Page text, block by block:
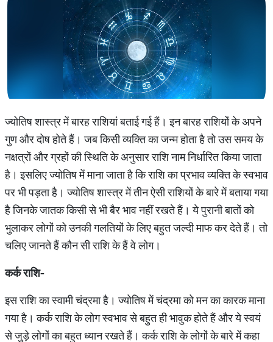
ज्योतिष शास्त्र में बारह राशियां बताई गई हैं। इन बारह राशियों के अपने
गुण और दोष होते हैं। जब किसी व्यक्ति का जन्म होता है तो उस समय के
नक्षत्रों और ग्रहों की स्थिति के अनुसार राशि नाम निर्धारित किया जाता
है। इसलिए ज्योतिष में माना जाता है कि राशि का प्रभाव व्यक्ति के स्वभाव
पर भी पड़ता है। ज्योतिष शास्त्र में तीन ऐसी राशियों के बारे में बताया गया
है जिनके जातक किसी से भी बैर भाव नहीं रखते हैं। ये पुरानी बातों को
भुलाकर लोगों को उनकी गलतियों के लिए बहुत जल्दी माफ कर देते हैं। तो
चलिए जानते हैं कौन सी राशि के हैं वे लोग।
कर्कराशि-
इस राशि का स्वामी चंद्रमा है। ज्योतिष में चंद्रमा को मन का कारक माना
गया है। कर्क राशि के लोग स्वभाव से बहुत ही भावुक होते हैं और ये स्वयं
से जुड़े लोगों का बहुत ध्यान रखते हैं। कर्क राशि के लोगों के बारे में कहा